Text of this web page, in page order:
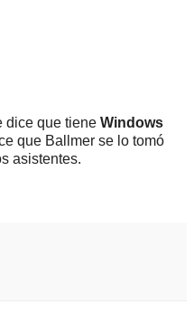
dice que tiene Windows
que Ballmer se lo tomó
asistentes.